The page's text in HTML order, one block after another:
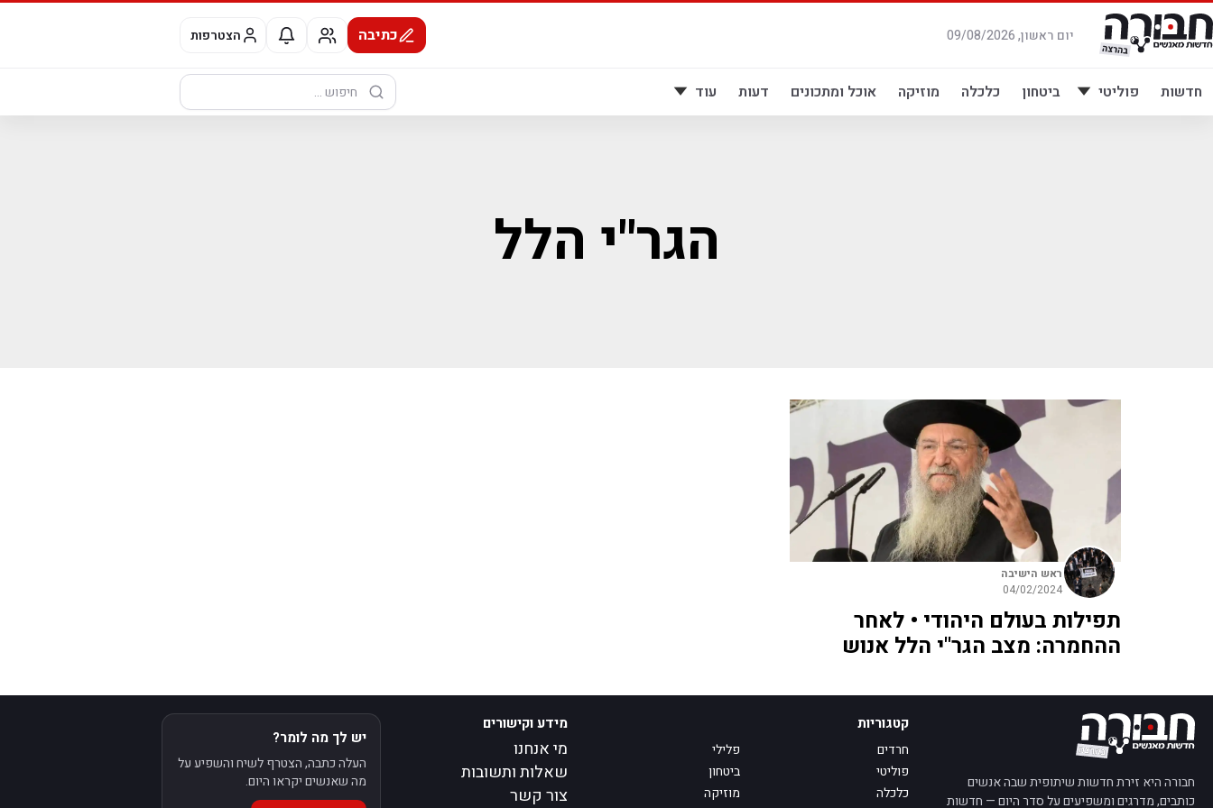
דלג
לתוכן
יום ראשון, 09/08/2026 כתיבה הצטרפות
חדשות פוליטי ביטחון כלכלה מוזיקה אוכל ומתכונים דעות עוד
חיפוש:
הגר"י הלל
ראש הישיבה
04/02/2024
תפילות בעולם היהודי • לאחר
ההחמרה: מצב הגר"י הלל אנוש
חבורה היא זירת חדשות שיתופית שבה אנשים
כותבים, מדרגים ומשפיעים על סדר היום — חדשות
קטגוריות
חרדים
פלילי
פוליטי
ביטחון
כלכלה
מוזיקה
מידע וקישורים
מי אנחנו
שאלות ותשובות
צור קשר
יש לך מה לומר?
העלה כתבה, הצטרף לשיח והשפיע על
מה שאנשים יקראו היום.